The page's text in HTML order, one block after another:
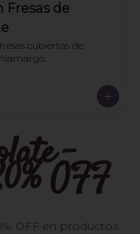
Fresas de
cubiertas de
-
OFF
OFF en productos